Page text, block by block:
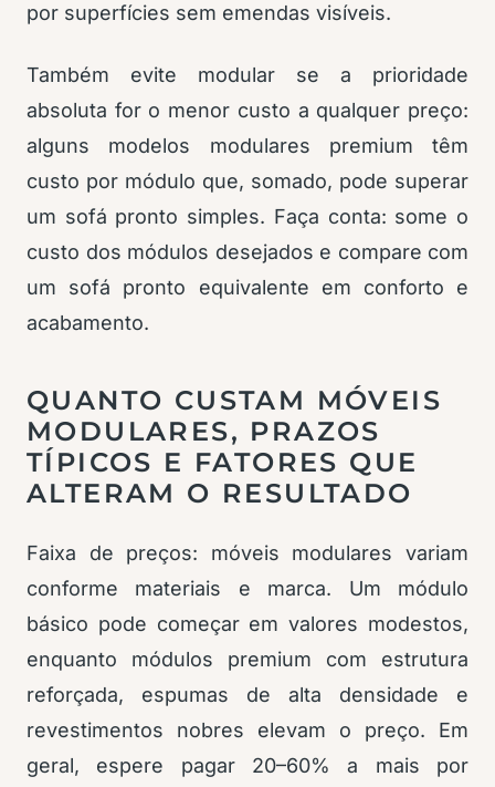
por superfícies sem emendas visíveis.
Também evite modular se a prioridade
absoluta for o menor custo a qualquer preço:
alguns modelos modulares premium têm
custo por módulo que, somado, pode superar
um sofá pronto simples. Faça conta: some o
custo dos módulos desejados e compare com
um sofá pronto equivalente em conforto e
acabamento.
QUANTO CUSTAM MÓVEIS
MODULARES, PRAZOS
TÍPICOS E FATORES QUE
ALTERAM O RESULTADO
Faixa de preços: móveis modulares variam
conforme materiais e marca. Um módulo
básico pode começar em valores modestos,
enquanto módulos premium com estrutura
reforçada, espumas de alta densidade e
revestimentos nobres elevam o preço. Em
geral, espere pagar 20–60% a mais por